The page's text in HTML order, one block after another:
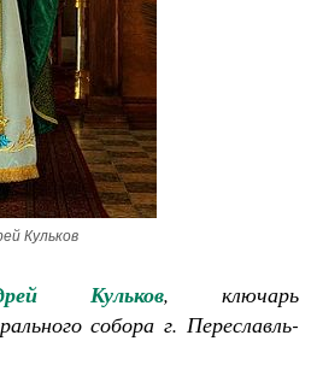
Кульков
Кульков, ключарь
собора г. Переславль-